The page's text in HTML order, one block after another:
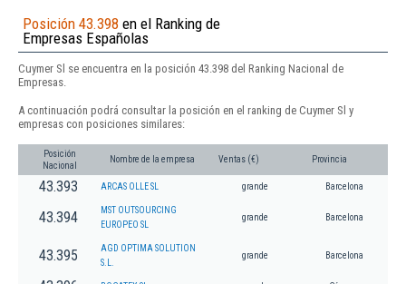
Posición 43.398 en el Ranking de
Empresas Españolas
Cuymer Sl se encuentra en la posición 43.398 del Ranking Nacional de
Empresas.
A continuación podrá consultar la posición en el ranking de Cuymer Sl y
empresas con posiciones similares:
Posición
Nacional
Nombre de la empresa Ventas (€) Provincia
43.393 ARCAS OLLE SL grande Barcelona
43.394
MST OUTSOURCING
EUROPEO SL
grande Barcelona
43.395
AGD OPTIMA SOLUTION
S.L.
grande Barcelona